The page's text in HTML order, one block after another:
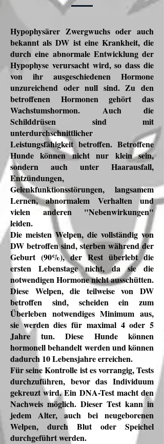
Hypophysärer Zwergwuchs oder auch
bekannt als DW ist eine Krankheit, die
durch eine abnormale Entwicklung der
Hypophyse verursacht wird, so dass die
von ihr ausgeschiedenen Hormone
unzureichend oder null sind. Zu den
betroffenen Hormonen gehört das
Wachstumshormon. Auch die
Schilddrüsen sind mit
unterdurchschnittlicher
Leistungsfähigkeit betroffen. Betroffene
Hunde können nicht nur klein sein,
sondern auch unter Haarausfall,
Entzündungen,
Gelenkfunktionsstörungen, langsamem
Lernen, abnormalem Verhalten und
vielen anderen "Nebenwirkungen"
leiden.
Die meisten Welpen, die vollständig von
DW betroffen sind, sterben während der
Geburt (90%), der Rest überlebt die
ersten Lebenstage nicht, da sie die
notwendigen Hormone nicht ausschütten.
Diese Welpen, die teilweise von DW
betroffen sind, scheiden ein zum
Überleben notwendiges Minimum aus,
sie werden dies für maximal 4 oder 5
Jahre tun. Diese Hunde können
hormonell behandelt werden und können
dadurch 10 Lebensjahre erreichen.
Für seine Kontrolle ist es vorrangig, Tests
durchzuführen, bevor das Individuum
gekreuzt wird. Ein DNA-Test macht den
Nachweis möglich. Dieser Test kann in
jedem Alter, auch bei neugeborenen
Welpen, durch Blut oder Speichel
durchgeführt werden.